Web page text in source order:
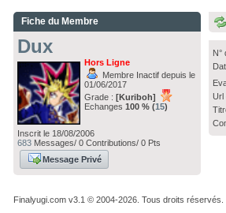
Fiche du Membre
Dux
Hors Ligne
Membre Inactif depuis le
01/06/2017
Grade : [Kuriboh]
Echanges 100 % (15)
Inscrit le 18/08/2006
683 Messages/ 0 Contributions/ 0 Pts
Message Privé
N°
Url
Finalyugi.com v3.1 © 2004-2026. Tous droits réservés.